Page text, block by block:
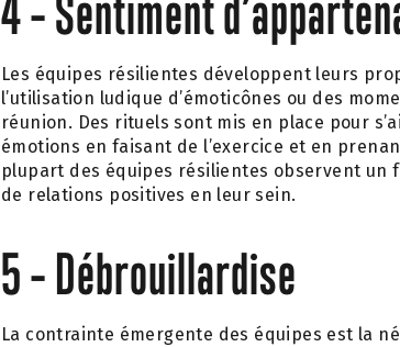
4 – Sentiment
Les équipes résilientes développent leurs
l’utilisation ludique d’émoticônes ou des
réunion. Des rituels sont mis en place pour
émotions en faisant de l’exercice et en
plupart des équipes résilientes observent un
de relations positives en leur sein.
5 – Débrouillardise
La contrainte émergente des équipes est la